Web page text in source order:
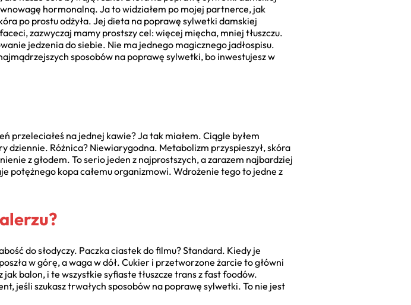
hormonalną. Ja to widziałem po mojej partnerce, jak
po prostu odżyła. Jej dieta na poprawę sylwetki damskiej
zazwyczaj mamy prostszy cel: więcej mięcha, mniej tłuszczu.
jedzenia do siebie. Nie ma jednego magicznego jadłospisu.
sposobów na poprawę sylwetki, bo inwestujesz w
przeleciałeś na jednej kawie? Ja tak miałem. Ciągle byłem
dziennie. Różnica? Niewiarygodna. Metabolizm przyspieszył, skóra
z głodem. To serio jeden z najprostszych, a zarazem najbardziej
potężnego kopa całemu organizmowi. Wdrożenie tego to jedne z
do słodyczy. Paczka ciastek do filmu? Standard. Kiedy je
w górę, a waga w dół. Cukier i przetworzone żarcie to główni
balon, i te wszystkie syfiaste tłuszcze trans z fast foodów.
jeśli szukasz trwałych sposobów na poprawę sylwetki. To nie jest